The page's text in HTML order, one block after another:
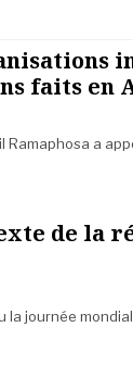
faits
Ramaphosa a
de la
la journée